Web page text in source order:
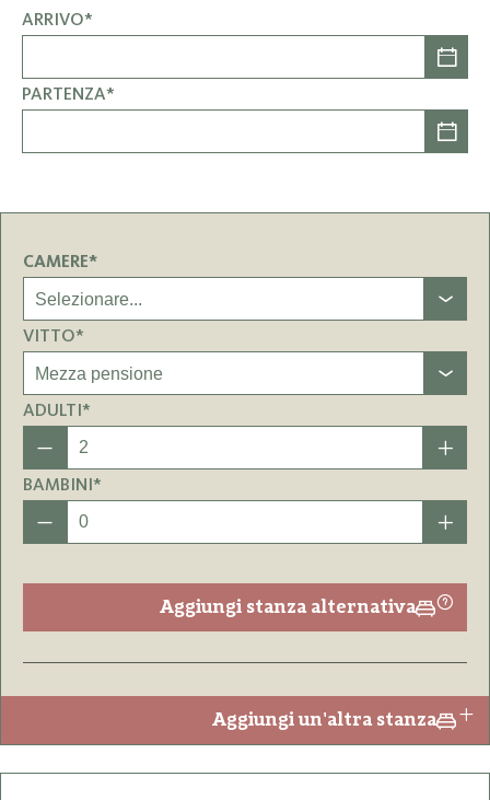
ARRIVO*
PARTENZA*
CAMERE*
VITTO*
ADULTI*
BAMBINI*
Aggiungi stanza alternativa
Aggiungi un'altra stanza